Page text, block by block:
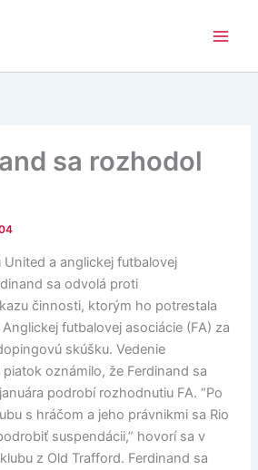
sa rozhodol
a anglickej futbalovej
sa odvolá proti
činnosti, ktorým ho potrestala
futbalovej asociácie (FA) za
skúšku. Vedenie
oznámilo, že Ferdinand sa
podrobí rozhodnutiu FA. “Po
s hráčom a jeho právnikmi sa Rio
suspendácii,” hovorí sa v
z Old Trafford. Ferdinand sa